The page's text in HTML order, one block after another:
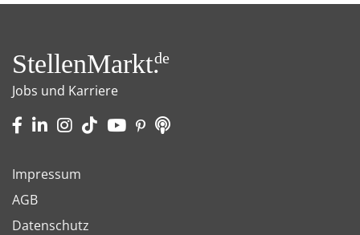
StellenMarkt.de
Jobs und Karriere
Impressum
AGB
Datenschutz